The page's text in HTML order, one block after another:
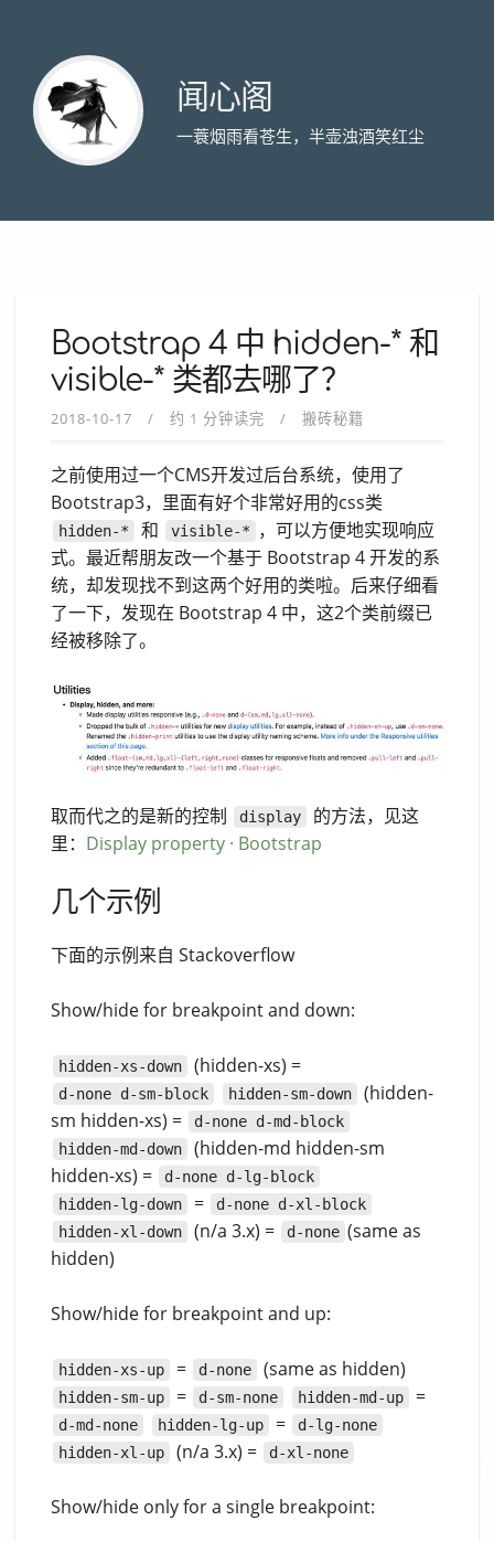
闻心阁
一蓑烟雨看苍生，半壶浊酒笑红尘
Bootstrap 4 中 hidden-* 和
visible-* 类都去哪了？
2018-10-17 约 1 分钟读完 搬砖秘籍
之前使用过一个CMS开发过后台系统，使用了
Bootstrap3，里面有好个非常好用的css类
hidden-* 和 visible-*
，可以方便地实现响应
式。最近帮朋友改一个基于 Bootstrap 4 开发的系
统，却发现找不到这两个好用的类啦。后来仔细看
了一下，发现在 Bootstrap 4 中，这2个类前缀已
经被移除了。
取而代之的是新的控制 display
的方法，见这
里： Display property · Bootstrap
几个示例
下面的示例来自 Stackoverflow
Show/hide for breakpoint and down:
hidden-xs-down (hidden-xs) =
d-none d-sm-block hidden-sm-down
(hidden-
sm hidden-xs) =
d-none d-md-block
hidden-md-down
(hidden-md hidden-sm
hidden-xs) =
d-none d-lg-block
hidden-lg-down
=
d-none d-xl-block
hidden-xl-down
(n/a 3.x) = d-none (same as
hidden)
Show/hide for breakpoint and up:
hidden-xs-up = d-none (same as hidden)
hidden-sm-up = d-sm-none hidden-md-up =
d-md-none hidden-lg-up =
d-lg-none
hidden-xl-up
(n/a 3.x) = d-xl-none
Show/hide only for a single breakpoint: